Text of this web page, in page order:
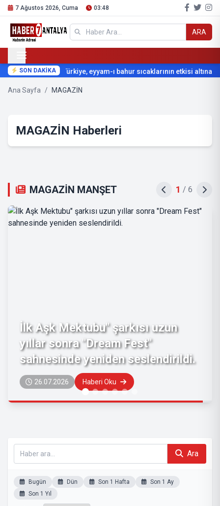
7 Ağustos 2026, Cuma 03:48
ARA
SON DAKİKATürkiye, eyyam-ı bahur sıcaklarının etkisi altına
Ana Sayfa / MAGAZİN
MAGAZİN Haberleri
MAGAZİN MANŞET 2 / 6
Büyük Buluşmaya Geri Sayım
Başladı!
22.07.2026 Haberi Oku
Ara
Bugün Dün Son 1 Hafta
Son 1 Ay
Son 1 Yıl